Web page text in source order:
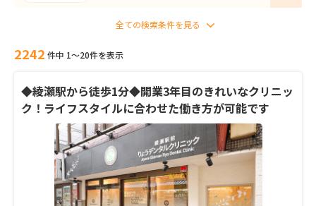
2242 件中 1〜20件を表示
◆綾瀬駅から徒歩1分◆開業3年目のきれいなクリニッ
ク！ライフスタイルに合わせた働き方が可能です